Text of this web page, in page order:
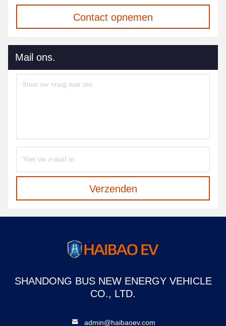
Contact opnemen
Mail ons.
Verzenden
SHANDONG BUS NEW ENERGY VEHICLE
CO., LTD.
admin@haibaoev.com